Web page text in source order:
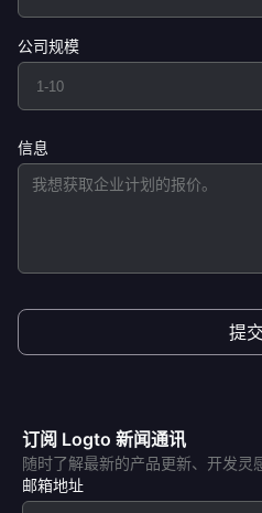
公司规模
信息
提交
订阅 Logto 新闻通讯
随时了解最新的产品更新、开发灵
邮箱地址